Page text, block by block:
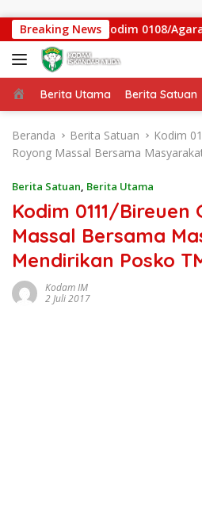
Breaking News
Gantung Kodim 0108/Agara
Beranda
Berita Utama Berita Satuan
Beranda Berita Satuan
Kodim
Royong Massal Bersama
Berita Satuan, Berita Utama
Kodim 0111/
Massal Bersama
Mendirikan Posko
Kodam IM
2 Juli 2017